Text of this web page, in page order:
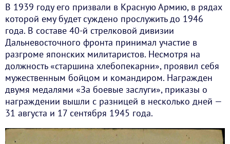
В 1939 году его призвали в Красную Армию, в рядах
которой ему будет суждено прослужить до 1946
года. В составе 40-й стрелковой дивизии
Дальневосточного фронта принимал участие в
разгроме японских милитаристов. Несмотря на
должность «старшина хлебопекарни», проявил себя
мужественным бойцом и командиром. Награжден
двумя медалями «За боевые заслуги», приказы о
награждении вышли с разницей в несколько дней —
31 августа и 17 сентября 1945 года.